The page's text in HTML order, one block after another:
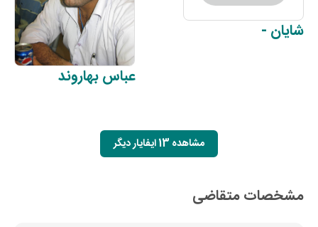
شایان -
عباسبهاروند
مشاهده 13 ایفایار دیگر
مشخصات متقاضی